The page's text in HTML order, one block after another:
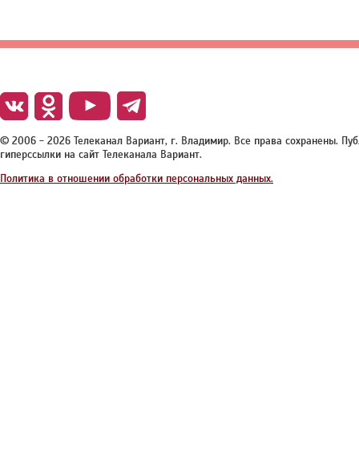
© 2006 - 2026 Телеканал Вариант, г. Владимир. Все права сохранены.
гиперссылки на сайт Телеканала Вариант.
Политика в отношении обработки персональных данных.